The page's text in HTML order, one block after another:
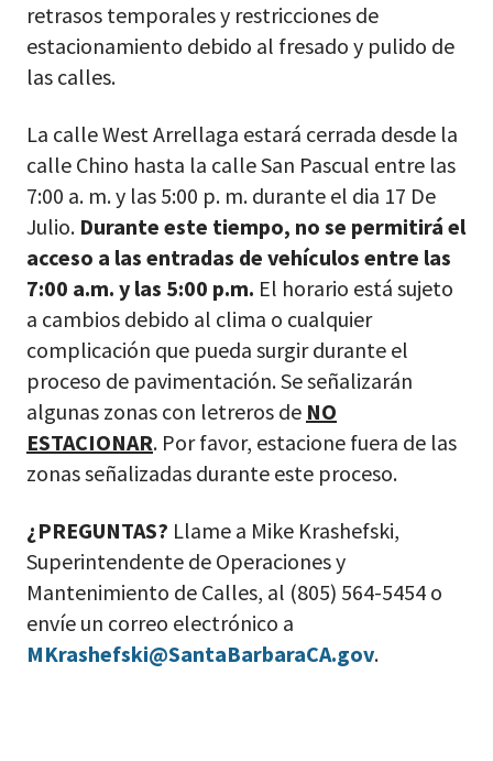
retrasos temporales y restricciones de
estacionamiento debido al fresado y pulido de
las calles.
La calle West Arrellaga estará cerrada desde la
calle Chino hasta la calle San Pascual entre las
7:00 a. m. y las 5:00 p. m. durante el dia 17 De
Julio. Durante este tiempo, no se permitirá el
acceso a las entradas de vehículos entre las
7:00 a.m. y las 5:00 p.m. El horario está sujeto
a cambios debido al clima o cualquier
complicación que pueda surgir durante el
proceso de pavimentación. Se señalizarán
algunas zonas con letreros de NO
ESTACIONAR. Por favor, estacione fuera de las
zonas señalizadas durante este proceso.
¿PREGUNTAS? Llame a Mike Krashefski,
Superintendente de Operaciones y
Mantenimiento de Calles, al (805) 564-5454 o
envíe un correo electrónico a
MKrashefski@SantaBarbaraCA.gov.